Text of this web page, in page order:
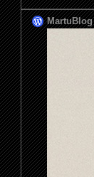
MartuBlog